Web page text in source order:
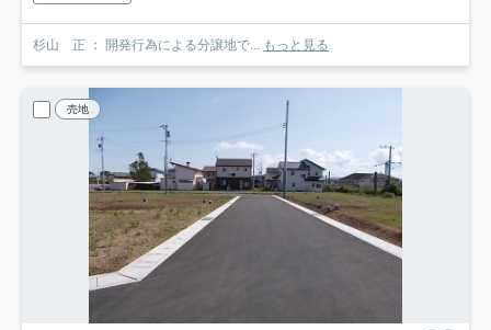
杉山 正 ： 開発行為による分譲地で... もっと見る
売地